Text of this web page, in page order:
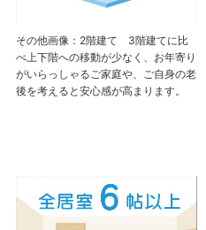
その他画像：2階建て 3階建てに比
べ上下階への移動が少なく、お年寄り
がいらっしゃるご家庭や、ご自身の老
後を考えると安心感が高まります。